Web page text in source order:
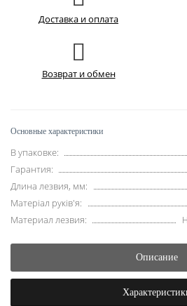
Доставка и оплата
Возврат и обмен
Основные характеристики
В упаковке:
Гарантия:
Длина лезвия, мм:
Матеріал руків'я:
Материал лезвия:
Описание